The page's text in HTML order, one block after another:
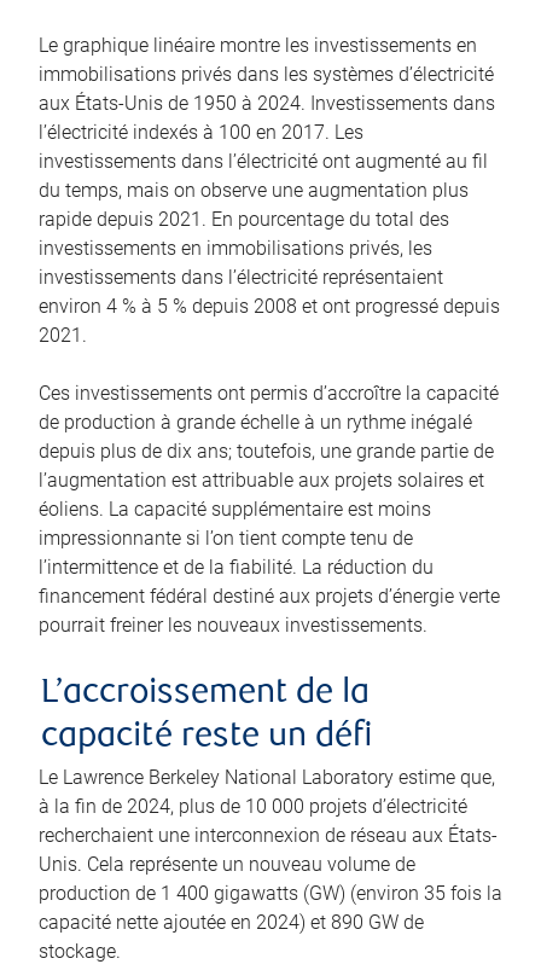
Le graphique linéaire montre les investissements en
immobilisations privés dans les systèmes d’électricité
aux États-Unis de 1950 à 2024. Investissements dans
l’électricité indexés à 100 en 2017. Les
investissements dans l’électricité ont augmenté au fil
du temps, mais on observe une augmentation plus
rapide depuis 2021. En pourcentage du total des
investissements en immobilisations privés, les
investissements dans l’électricité représentaient
environ 4 % à 5 % depuis 2008 et ont progressé depuis
2021.
Ces investissements ont permis d’accroître la capacité
de production à grande échelle à un rythme inégalé
depuis plus de dix ans; toutefois, une grande partie de
l’augmentation est attribuable aux projets solaires et
éoliens. La capacité supplémentaire est moins
impressionnante si l’on tient compte tenu de
l’intermittence et de la fiabilité. La réduction du
financement fédéral destiné aux projets d’énergie verte
pourrait freiner les nouveaux investissements.
L’accroissement de la
capacité reste un défi
Le Lawrence Berkeley National Laboratory estime que,
à la fin de 2024, plus de 10 000 projets d’électricité
recherchaient une interconnexion de réseau aux États-
Unis. Cela représente un nouveau volume de
production de 1 400 gigawatts (GW) (environ 35 fois la
capacité nette ajoutée en 2024) et 890 GW de
stockage.